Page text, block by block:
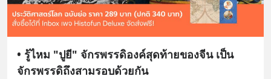
• รู้ไหม "ปูยี" จักรพรรดิองค์สุดท้ายของจีน เป็น
จักรพรรดิถึงสามรอบด้วยกัน